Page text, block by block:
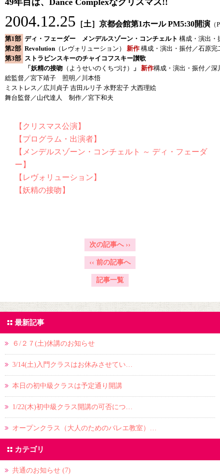
49年目は、Dance Complexなクリスマス!!
2004.12.25 ［土］京都会館第1ホール PM5:30開演
第1部 ディ・フェーダー メンデルスゾーン・コンチェルト 構成・演出・
第2部 Revolution （レヴォリューション） 新作 構成・演出・振付／石原完
第3部 ストラビンスキーのチャイコフスキー讃歌
「妖精の接吻 （ようせいのくちづけ） 」 新作構成・演出・振付／深
総監督／宮下靖子 照明／川本悟
ミストレス／広川貞子 吉田ルリ子 水野宏子 大西理絵
舞台監督／山代達人 制作／宮下和夫
【クリスマス公演】
【プログラム・出演者】
【メンデルスゾーン・コンチェルト ～ ディ・フェーダ
ー】
【レヴォリューション】
【妖精の接吻】
次の記事へ ››
‹‹ 前の記事へ
記事一覧
最新記事
６/２７(土)休講のお知らせ
3/14(土)入門クラスはお休みさせてい…
本日の初中級クラスは予定通り開講
1/22(木)初中級クラス開講の可否につ…
オープンクラス（大人のためのバレエ教室）…
カテゴリ
共通のお知らせ (7)